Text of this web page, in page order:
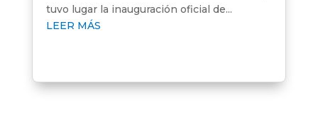
tuvo lugar la inauguración oficial de...
LEER MÁS